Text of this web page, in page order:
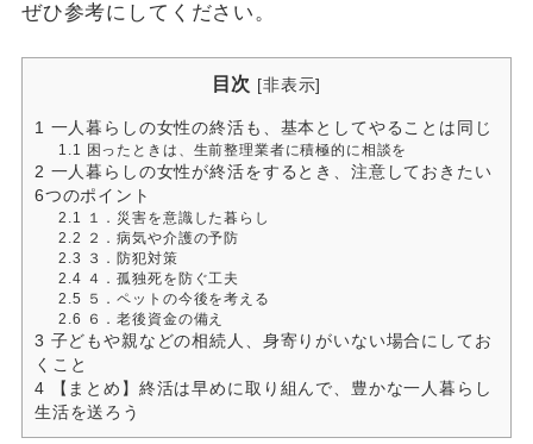
ぜひ参考にしてください。
目次 [非表示]
1 一人暮らしの女性の終活も、基本としてやることは同じ
1.1 困ったときは、生前整理業者に積極的に相談を
2 一人暮らしの女性が終活をするとき、注意しておきたい
6つのポイント
2.1
１．災害を意識した暮らし
2.2
２．病気や介護の予防
2.3
３．防犯対策
2.4 ４．孤独死を防ぐ工夫
2.5
５．ペットの今後を考える
2.6
６．老後資金の備え
3 子どもや親などの相続人、身寄りがいない場合にしてお
くこと
4 【まとめ】終活は早めに取り組んで、豊かな一人暮らし
生活を送ろう